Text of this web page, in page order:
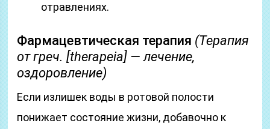
отравлениях.
Фармацевтическая терапия (Терапия
от греч. [therapeia] — лечение,
оздоровление)
Если излишек воды в ротовой полости
понижает состояние жизни, добавочно к